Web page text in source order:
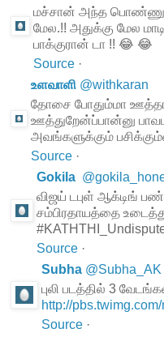
மச்சான் அந்த பொண்ணு
மேல.!! அதுக்கு மேல
பாக்குரான் டா !! 😂 😂
Source ·
உளவாளி @withkaran
தோசை போதும்மா
ஊத்துறேன்ப்பான்னு
அவங்களுக்கும்
Source ·
Gokila @
விஜய் டபுள் ஆக்டிங்
சம்பிரதாயத்தை
Source ·
Subha @Subha_AK
புலி படத்தில் 3
http://
Source ·